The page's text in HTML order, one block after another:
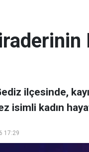
ilçesinde,
isimli kadın
17:29